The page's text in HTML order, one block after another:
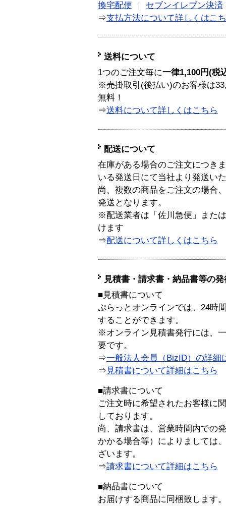
換宅配便
セブンイレブン決済
⇒支払方法について詳しくはこ
送料について
1つのご注文毎に一律1,100円(税
※売掛取引(後払い)のお客様は
無料！
⇒送料について詳しくはこちら
配送について
在庫がある場合のご注文につき
いる発送日にて当社より発送い
尚、複数の商品をご注文の場合
発送となります。
※配送業者は「佐川急便」また
けます
⇒配送について詳しくはこちら
見積書・請求書・納品書等の
■見積書について
ぷらっとオンラインでは、24時
することができます。
※オンライン見積書発行には、
要です。
⇒一般法人会員（BizID）の詳細
⇒ 見積書について詳細はこちら
■請求書について
ご注文時に希望されたお客様に
しております。
尚、請求書は、営業時間内での
かかる場合等）によりましては
ざいます。
⇒請求書について詳細はこちら
■納品書について
お届けする商品に同梱致します。